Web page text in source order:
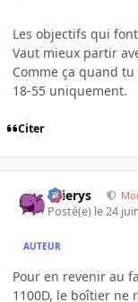
Les objectifs qui
Vaut mieux partir
Comme ça quand
18-55 uniquement.
Citer
Ellierys
Posté(e) le 24
AUTEUR
Pour en revenir au
1100D, le boîtier ne